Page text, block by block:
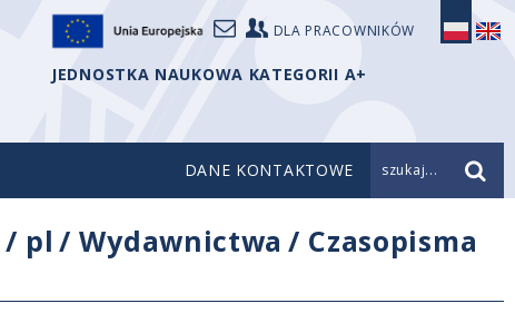
DLA PRACOWNIKÓW
JEDNOSTKA NAUKOWA KATEGORII A+
DANE KONTAKTOWE szukaj...
/ pl /Wydawnictwa / Czasopisma